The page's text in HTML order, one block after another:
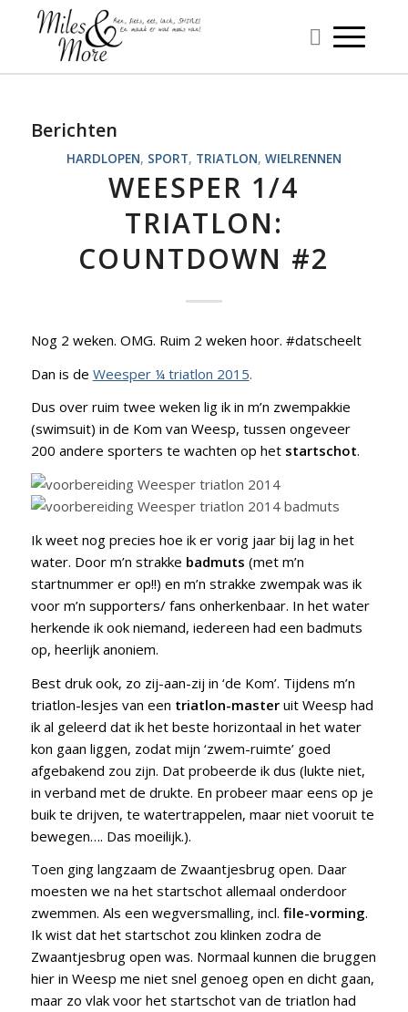
Berichten
HARDLOPEN, SPORT, TRIATLON, WIELRENNEN
WEESPER 1/4
TRIATLON:
COUNTDOWN #2
Nog 2 weken. OMG. Ruim 2 weken hoor. #datscheelt
Dan is de Weesper ¼ triatlon 2015.
Dus over ruim twee weken lig ik in m’n zwempakkie
(swimsuit) in de Kom van Weesp, tussen ongeveer
200 andere sporters te wachten op het startschot.
Ik weet nog precies hoe ik er vorig jaar bij lag in het
water. Door m’n strakke badmuts (met m’n
startnummer er op!!) en m’n strakke zwempak was ik
voor m’n supporters/ fans onherkenbaar. In het water
herkende ik ook niemand, iedereen had een badmuts
op, heerlijk anoniem.
Best druk ook, zo zij-aan-zij in ‘de Kom’. Tijdens m’n
triatlon-lesjes van een triatlon-masteruit Weesp had
ik al geleerd dat ik het beste horizontaal in het water
kon gaan liggen, zodat mijn ‘zwem-ruimte’ goed
afgebakend zou zijn. Dat probeerde ik dus (lukte niet,
in verband met de drukte. En probeer maar eens op je
buik te drijven, te watertrappelen, maar niet vooruit te
bewegen…. Das moeilijk.).
Toen ging langzaam de Zwaantjesbrug open. Daar
moesten we na het startschot allemaal onderdoor
zwemmen. Als een wegversmalling, incl. file-vorming.
Ik wist dat het startschot zou klinken zodra de
Zwaantjesbrug open was. Normaal kunnen die bruggen
hier in Weesp me niet snel genoeg open en dicht gaan,
maar zo vlak voor het startschot van de triatlon had